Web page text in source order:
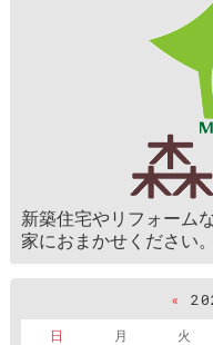
新築住宅やリフォーム
家におまかせください。
«
日
月 火